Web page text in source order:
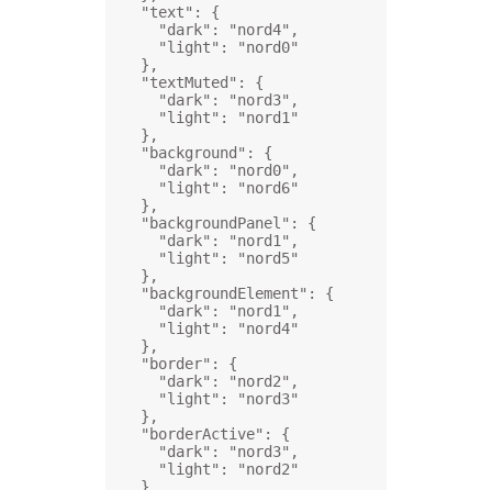
"text" : {
"dark" : "nord4" ,
"light" :
"nord0"
},
"textMuted" : {
"dark" : "nord3" ,
"light" :
"nord1"
},
"background" : {
"dark" : "nord0" ,
"light" :
"nord6"
},
"backgroundPanel" : {
"dark" : "nord1" ,
"light" :
"nord5"
},
"backgroundElement" : {
"dark" : "nord1" ,
"light" :
"nord4"
},
"border" : {
"dark" : "nord2" ,
"light" :
"nord3"
},
"borderActive" : {
"dark" : "nord3" ,
"light" :
"nord2"